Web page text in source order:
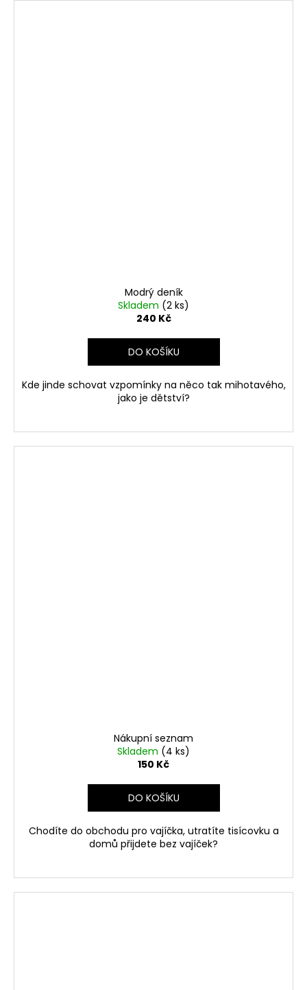
Modrý deník
Skladem (2 ks)
240 Kč
DO KOŠÍKU
Kde jinde schovat vzpomínky na něco tak mihotavého,
jako je dětství?
Nákupní seznam
Skladem (4 ks)
150 Kč
DO KOŠÍKU
Chodíte do obchodu pro vajíčka, utratíte tisícovku a
domů přijdete bez vajíček?